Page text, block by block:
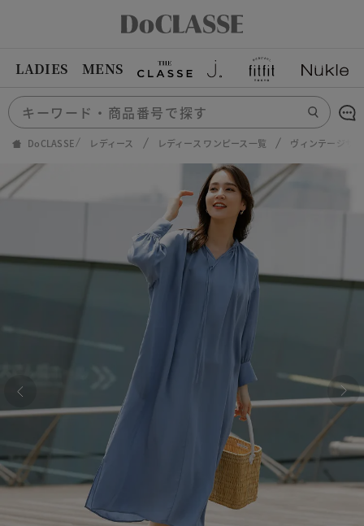
LADIES MENS
DoCLASSE レディース レディース ワンピース一覧 ヴィンテージサ